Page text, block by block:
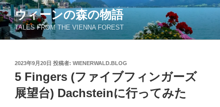
コ
ン
テ
ン
ウィーンの森の物語
TALES FROM THE VIENNA FOREST
投
稿
日:
2023年9月20日 投稿者: WIENERWALD.BLOG
5 Fingers (ファイブフィンガーズ
展望台) Dachsteinに行ってみた